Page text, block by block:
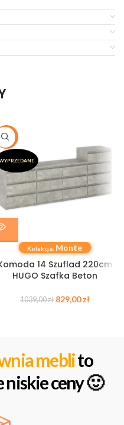
-20%
Kolekcja: Monte
14 Szuflad 220cm
HUGO Szafka Beton
1039,00zł 829,00zł
meblito
niskie ceny 🙂